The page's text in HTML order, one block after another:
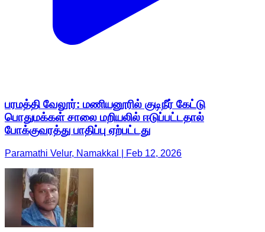
பரமத்தி வேலூர்: மணியனூரில் குடிநீர் கேட்டு
பொதுமக்கள் சாலை மறியலில் ஈடுப்பட்டதால்
போக்குவரத்து பாதிப்பு ஏற்பட்டது
Paramathi Velur, Namakkal | Feb 12, 2026